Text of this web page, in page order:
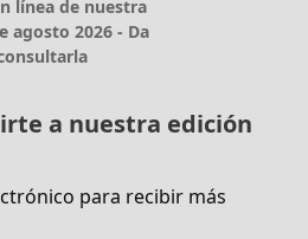
línea de nuestra
agosto 2026 - Da
a nuestra edición
para recibir más